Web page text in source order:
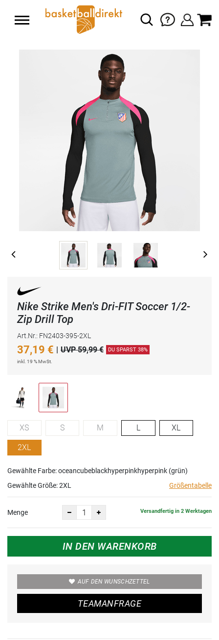
Nike Strike Men's Dri-FIT Soccer 1/2-
Zip Drill Top
Art.Nr.: FN2403-395-2XL
37,19 € | UVP 59,99 € DU SPARST 38%
inkl. 19 % MwSt.
XS S M L XL
2XL
Gewählte Farbe: oceancubeblackhyperpinkhyperpink (grün)
Gewählte Größe:2XL Größentabelle
Menge Versandfertig in 2 Werktagen
IN DEN WARENKORB
AUF DEN WUNSCHZETTEL
TEAMANFRAGE